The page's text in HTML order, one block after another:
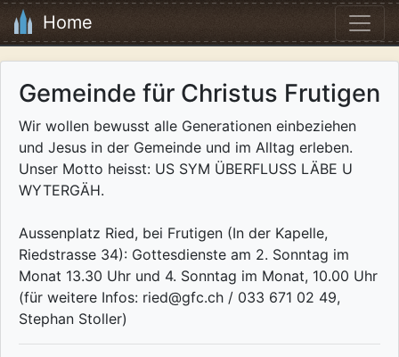
Home
Gemeinde für Christus Frutigen
Wir wollen bewusst alle Generationen einbeziehen
und Jesus in der Gemeinde und im Alltag erleben.
Unser Motto heisst: US SYM ÜBERFLUSS LÄBE U
WYTERGÄH.
Aussenplatz Ried, bei Frutigen (In der Kapelle,
Riedstrasse 34): Gottesdienste am 2. Sonntag im
Monat 13.30 Uhr und 4. Sonntag im Monat, 10.00 Uhr
(für weitere Infos: ried@gfc.ch / 033 671 02 49,
Stephan Stoller)